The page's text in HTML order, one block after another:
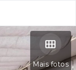
Mais fotos